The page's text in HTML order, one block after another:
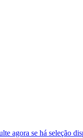
agora se há seleção